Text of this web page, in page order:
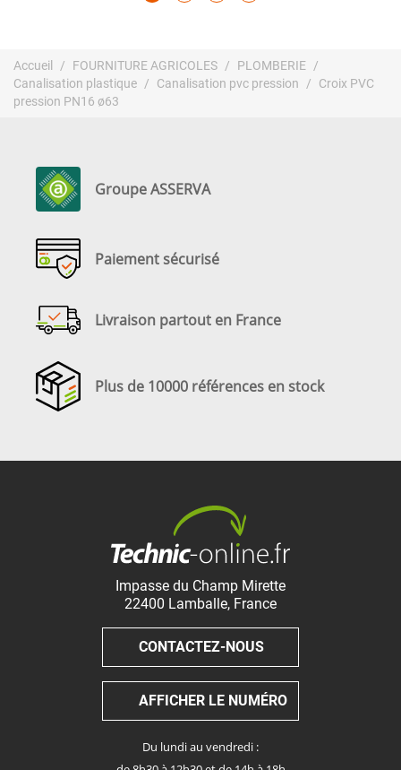
Accueil FOURNITURE AGRICOLES
PLOMBERIE
Canalisation plastique
Canalisation pvc pression
Croix PVC
pression PN16 ø63
Groupe ASSERVA
Paiement sécurisé
Livraison partout en France
Plus de 10000 références en stock
Impasse du Champ Mirette
22400 Lamballe, France
CONTACTEZ-NOUS
AFFICHER LE NUMÉRO
Du lundi au vendredi :